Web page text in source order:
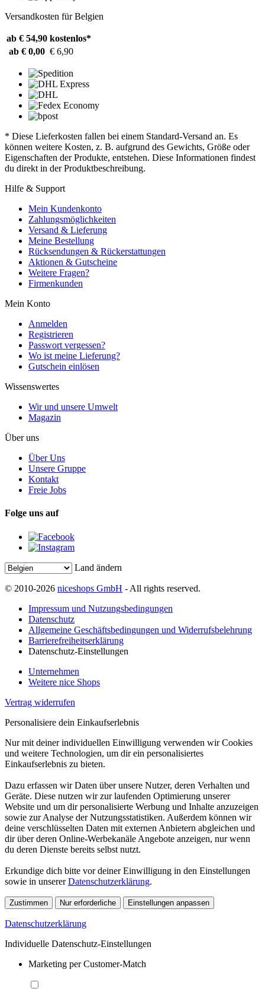
Versandkosten für Belgien
ab € 54,90 kostenlos*
ab € 0,00 € 6,90
* Diese Lieferkosten fallen bei einem Standard-Versand an. Es
können weitere Kosten, z. B. aufgrund des Gewichts, Größe oder
Eigenschaften der Produkte, entstehen. Diese Informationen findest
du direkt in der Produktbeschreibung.
Hilfe & Support
Mein Kundenkonto
Zahlungsmöglichkeiten
Versand & Lieferung
Meine Bestellung
Rücksendungen & Rückerstattungen
Aktionen & Gutscheine
Weitere Fragen?
Firmenkunden
Mein Konto
Anmelden
Registrieren
Passwort vergessen?
Wo ist meine Lieferung?
Gutschein einlösen
Wissenswertes
Wir und unsere Umwelt
Magazin
Über uns
Über Uns
Unsere Gruppe
Kontakt
Freie Jobs
Folge uns auf
Land ändern
© 2010-2026 niceshops GmbH - All rights reserved.
Impressum und Nutzungsbedingungen
Datenschutz
Allgemeine Geschäftsbedingungen und Widerrufsbelehrung
Barrierefreiheitserklärung
Datenschutz-Einstellungen
Unternehmen
Weitere nice Shops
Vertrag widerrufen
Personalisiere dein Einkaufserlebnis
Nur mit deiner individuellen Einwilligung verwenden wir Cookies
und weitere Technologien, um dir ein personalisiertes
Einkaufserlebnis zu bieten.
Dazu erfassen wir Daten über unsere Nutzer, deren Verhalten und
Geräte. Diese nutzen wir zur laufenden Optimierung unserer
Website und um dir personalisierte Werbung und Inhalte anzuzeigen
sowie zur Analyse der Nutzungsstatistiken. Außerdem können wir
deine verschlüsselten Daten mit externen Anbietern abgleichen und
dir über deren Online-Werbekanäle Angebote anzeigen, nur wenn
du deren Dienste bereits selbst nutzt.
Erkundige dich bitte vor deiner Einwilligung in den Einstellungen
sowie in unsererDatenschutzerklärung.
Zustimmen Nur erforderliche Einstellungen anpassen
Datenschutzerklärung
Individuelle Datenschutz-Einstellungen
Marketing per Customer-Match